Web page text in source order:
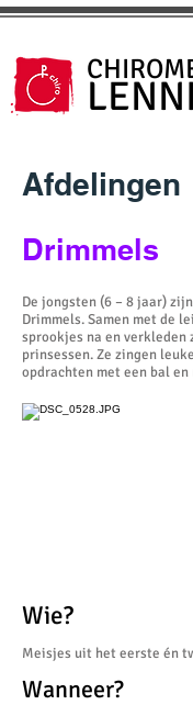
Afdelingen
Drimmels
De jongsten (6 – 8 jaar)
Drimmels. Samen met de
sprookjes na en verkleden
prinsessen. Ze zingen
opdrachten met een bal en
Wie?
Meisjes uit het eerste én
Wanneer?